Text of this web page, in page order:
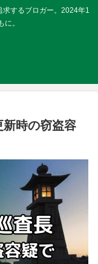
求するブロガー。2024年1
。
時の窃盗容